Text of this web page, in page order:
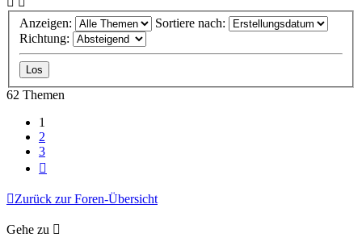
Anzeigen:
Sortiere nach:
Richtung:
62 Themen
1
2
3
Zurück zur Foren-Übersicht
Gehe zu